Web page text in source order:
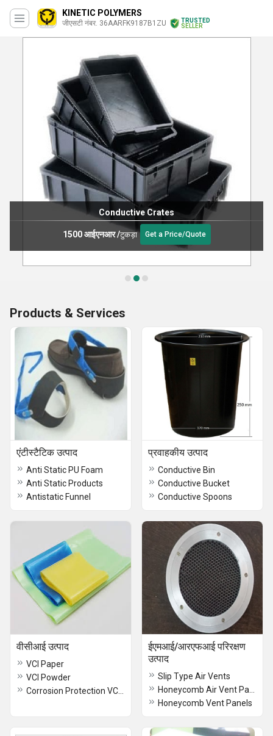
KINETIC POLYMERS
जीएसटी नंबर. 36AARFK9187B1ZU
TRUSTED
SELLER
Conductive Crates
1500 आईएनआर/टुकड़ा Get a Price/Quote
Products & Services
एंटीस्टैटिक उत्पाद
Anti Static PU Foam
Anti Static Products
Antistatic Funnel
प्रवाहकीय उत्पाद
Conductive Bin
Conductive Bucket
Conductive Spoons
वीसीआई उत्पाद
VCI Paper
VCI Powder
ईएमआई/आरएफआई परिरक्षण
उत्पाद
Slip Type Air Vents
Honeycomb Vent Panels